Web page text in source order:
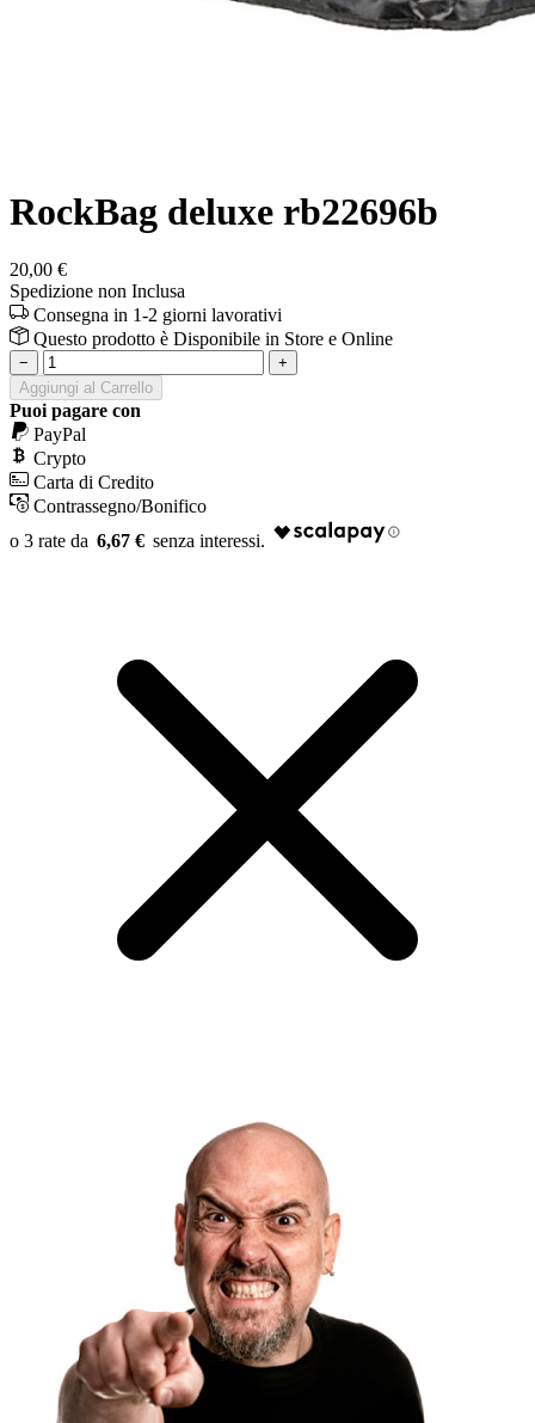
RockBag deluxe rb22696b
20,00 €
Spedizione non Inclusa
Consegna in 1-2 giorni lavorativi
Questo prodotto è Disponibile in Store e Online
−
+
Aggiungi al Carrello
Puoi pagare con
PayPal
Crypto
Carta di Credito
Contrassegno/Bonifico
6,67 €